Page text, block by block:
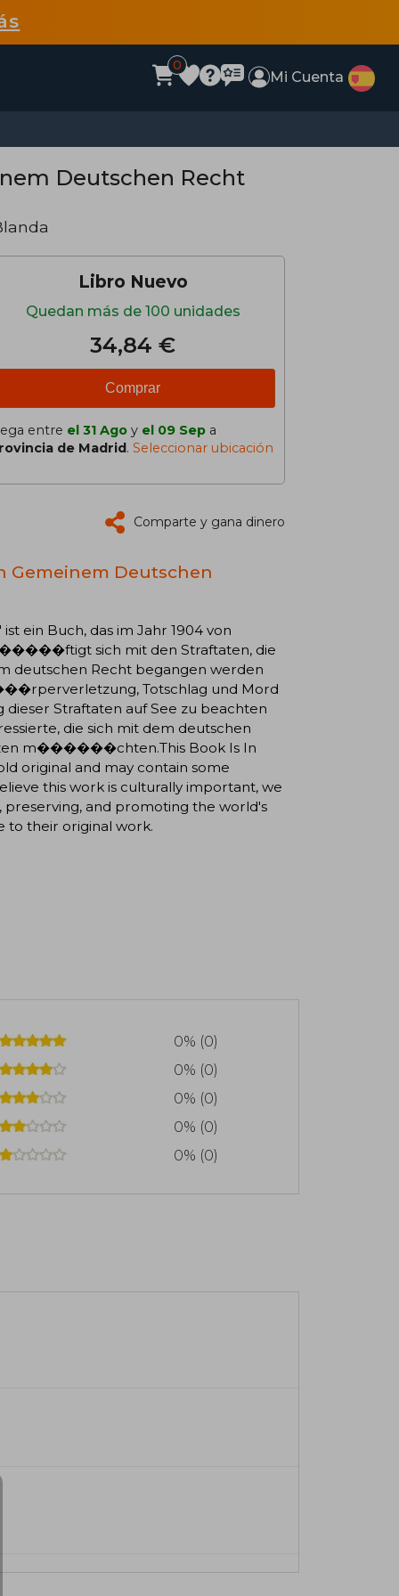
0
Mi Cuenta
Deutschen Recht
Libro Nuevo
Quedan más de 100 unidades
34,84 €
Comprar
entre el 31 Ago y el 09 Sep a
de Madrid. Seleccionar ubicación
Comparte y gana dinero
Gemeinem Deutschen
ein Buch, das im Jahr 1904 von
sich mit den Straftaten, die
deutschen Recht begangen werden
Totschlag und Mord
Straftaten auf See zu beachten
die sich mit dem deutschen
m������chten.This Book Is In
original and may contain some
this work is culturally important, we
and promoting the world's
to their original work.
0% (0)
0% (0)
0% (0)
0% (0)
0% (0)